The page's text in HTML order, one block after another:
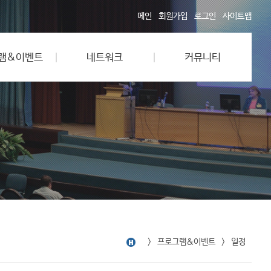
메인 회원가입 로그인 사이트맵
&이벤트 네트워크 커뮤니티
프로그램&이벤트 일정